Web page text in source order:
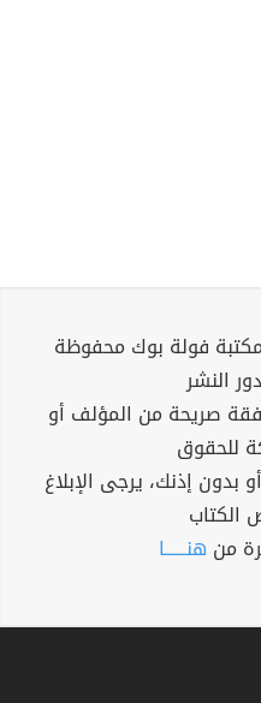
فولة بوك محفوظة
النشر
صريحة من المؤلف أو
للحقوق
إذنك، يرجى الإبلاغ
الكتاب
من هنــــــا